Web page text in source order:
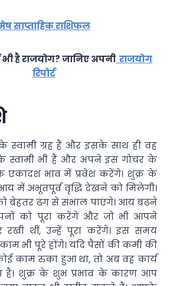
साप्ताहिक राशिफल
है राजयोग? जानिए अपनी राजयोग
रिपोर्ट
स्‍वामी ग्रह हैं और इसके साथ ही वह
भी हैं और अपने इस गोचर के
एकादश भाव में प्रवेश करेंगे। शुक्र के
में अभूतपूर्व वृद्धि देखने को मिलेगी।
बेहतर ढंग से संभाल पाएंगे। आय बढ़ने
को पूरा करेंगे और जो भी आपने
रखी थीं, उन्‍हें पूरा करेंगे। इस समय
भी पूरे होंगे। यदि पैसों की कमी की
काम रुका हुआ था, तो अब वह कार्य
है। शुक्र के शुभ प्रभाव के कारण आप